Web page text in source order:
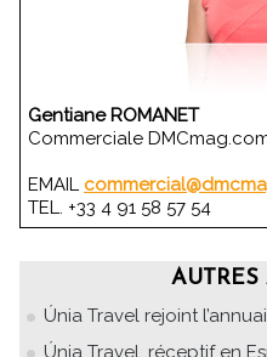
Gentiane ROMANET
Commerciale
EMAIL
TEL. +33 4 91 58 57 54
AUTRES
Únia Travel rejoint